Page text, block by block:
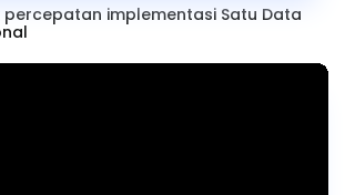
percepatan implementasi Satu Data